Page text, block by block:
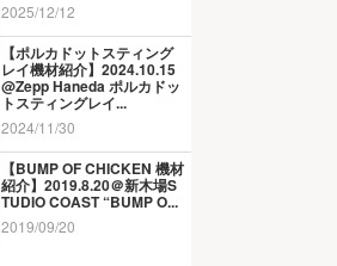
2025/12/12
【ポルカドットスティング
レイ機材紹介】2024.10.15
@Zepp Haneda ポルカドッ
トスティングレイ...
2024/11/30
【BUMP OF CHICKEN 機材
紹介】2019.8.20＠新木場S
TUDIO COAST “BUMP O...
2019/09/20